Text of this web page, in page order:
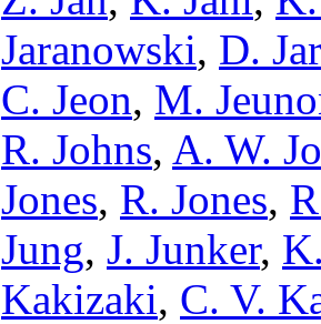
Jaranowski, D.
C. Jeon, M.
R. Johns, A. W.
Jones, R. Jones,
Jung, J. Junker,
Kakizaki, C. V.